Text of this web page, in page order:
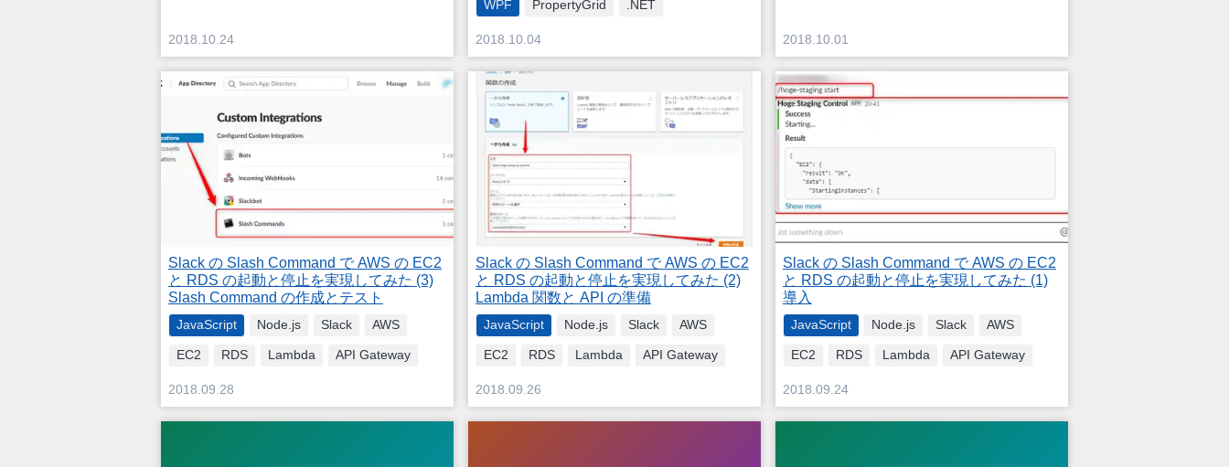
2018.10.24
WPF PropertyGrid .NET
2018.10.04 2018.10.01
Slack の Slash Command で AWS の EC2
と RDS の起動と停止を実現してみた (3)
Slash Command の作成とテスト
JavaScript Node.js Slack AWS
EC2 RDS Lambda API Gateway
2018.09.28
Slack の Slash Command で AWS の EC2
と RDS の起動と停止を実現してみた (2)
Lambda 関数と API の準備
JavaScript Node.js Slack AWS
EC2 RDS Lambda API Gateway
2018.09.26
Slack の Slash Command で AWS の EC2
と RDS の起動と停止を実現してみた (1)
導入
JavaScript Node.js Slack AWS
EC2 RDS Lambda API Gateway
2018.09.24